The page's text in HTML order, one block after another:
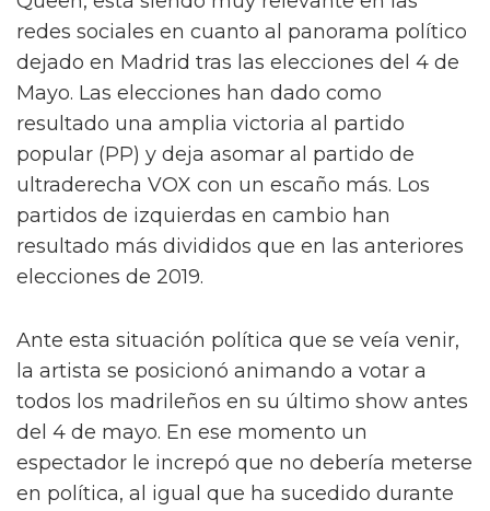
redes sociales en cuanto al panorama político
dejado en Madrid tras las elecciones del 4 de
Mayo. Las elecciones han dado como
resultado una amplia victoria al partido
popular (PP) y deja asomar al partido de
ultraderecha VOX con un escaño más. Los
partidos de izquierdas en cambio han
resultado más divididos que en las anteriores
elecciones de 2019.
Ante esta situación política que se veía venir,
la artista se posicionó animando a votar a
todos los madrileños en su último show antes
del 4 de mayo. En ese momento un
espectador le increpó que no debería meterse
en política, al igual que ha sucedido durante